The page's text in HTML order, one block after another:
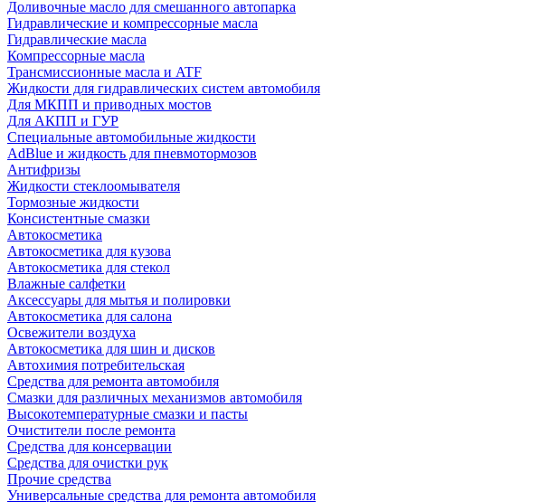
Доливочные масло для смешанного автопарка
Гидравлические и компрессорные масла
Гидравлические масла
Компрессорные масла
Трансмиссионные масла и ATF
Жидкости для гидравлических систем автомобиля
Для МКПП и приводных мостов
Для АКПП и ГУР
Специальные автомобильные жидкости
AdBlue и жидкость для пневмотормозов
Антифризы
Жидкости стеклоомывателя
Тормозные жидкости
Консистентные смазки
Автокосметика
Автокосметика для кузова
Автокосметика для стекол
Влажные салфетки
Аксессуары для мытья и полировки
Автокосметика для салона
Освежители воздуха
Автокосметика для шин и дисков
Автохимия потребительская
Средства для ремонта автомобиля
Смазки для различных механизмов автомобиля
Высокотемпературные смазки и пасты
Очистители после ремонта
Средства для консервации
Средства для очистки рук
Прочие средства
Универсальные средства для ремонта автомобиля